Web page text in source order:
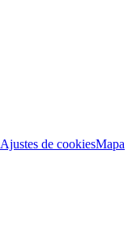
Ajustes de cookiesMapa